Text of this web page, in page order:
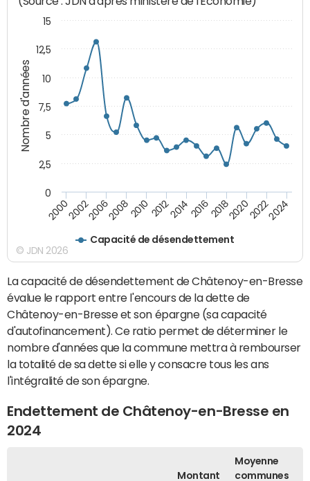
Nombre d'années
Capacité de désendettement
20002002200620082010 2012201420162018202020222024
0
2,5
5
7,5
10
12,5
15
© JDN 2026
La capacité de désendettement de Châtenoy-en-Bresse
évalue le rapport entre l'encours de la dette de
Châtenoy-en-Bresse et son épargne (sa capacité
d'autofinancement). Ce ratio permet de déterminer le
nombre d'années que la commune mettra à rembourser
la totalité de sa dette si elle y consacre tous les ans
l'intégralité de son épargne.
Endettement de Châtenoy-en-Bresse en
2024
Montant
Moyenne
communes